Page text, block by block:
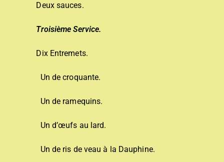
Deux sauces.
Troisième Service.
Dix Entremets.
Un de croquante.
Un de ramequins.
Un d’œufs au lard.
Un de ris de veau à la Dauphine.